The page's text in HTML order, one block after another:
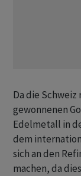
Da die
gewonnenen
Edelmetall in
dem
sich an den
machen, da